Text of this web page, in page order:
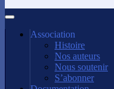
Association
Histoire
Nos auteurs
Nous soutenir
S’abonner